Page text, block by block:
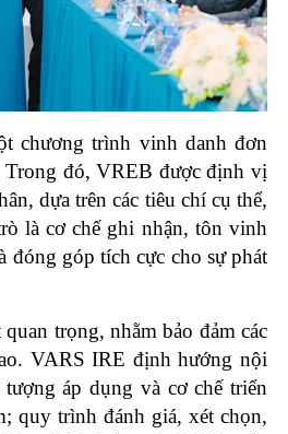
chương trình vinh danh đơn
Trong đó, VREB được định vị
dựa trên các tiêu chí cụ thể,
là cơ chế ghi nhận, tôn vinh
đóng góp tích cực cho sự phát
trọng, nhằm bảo đảm các
VARS IRE định hướng nội
áp dụng và cơ chế triển
quy trình đánh giá, xét chọn,